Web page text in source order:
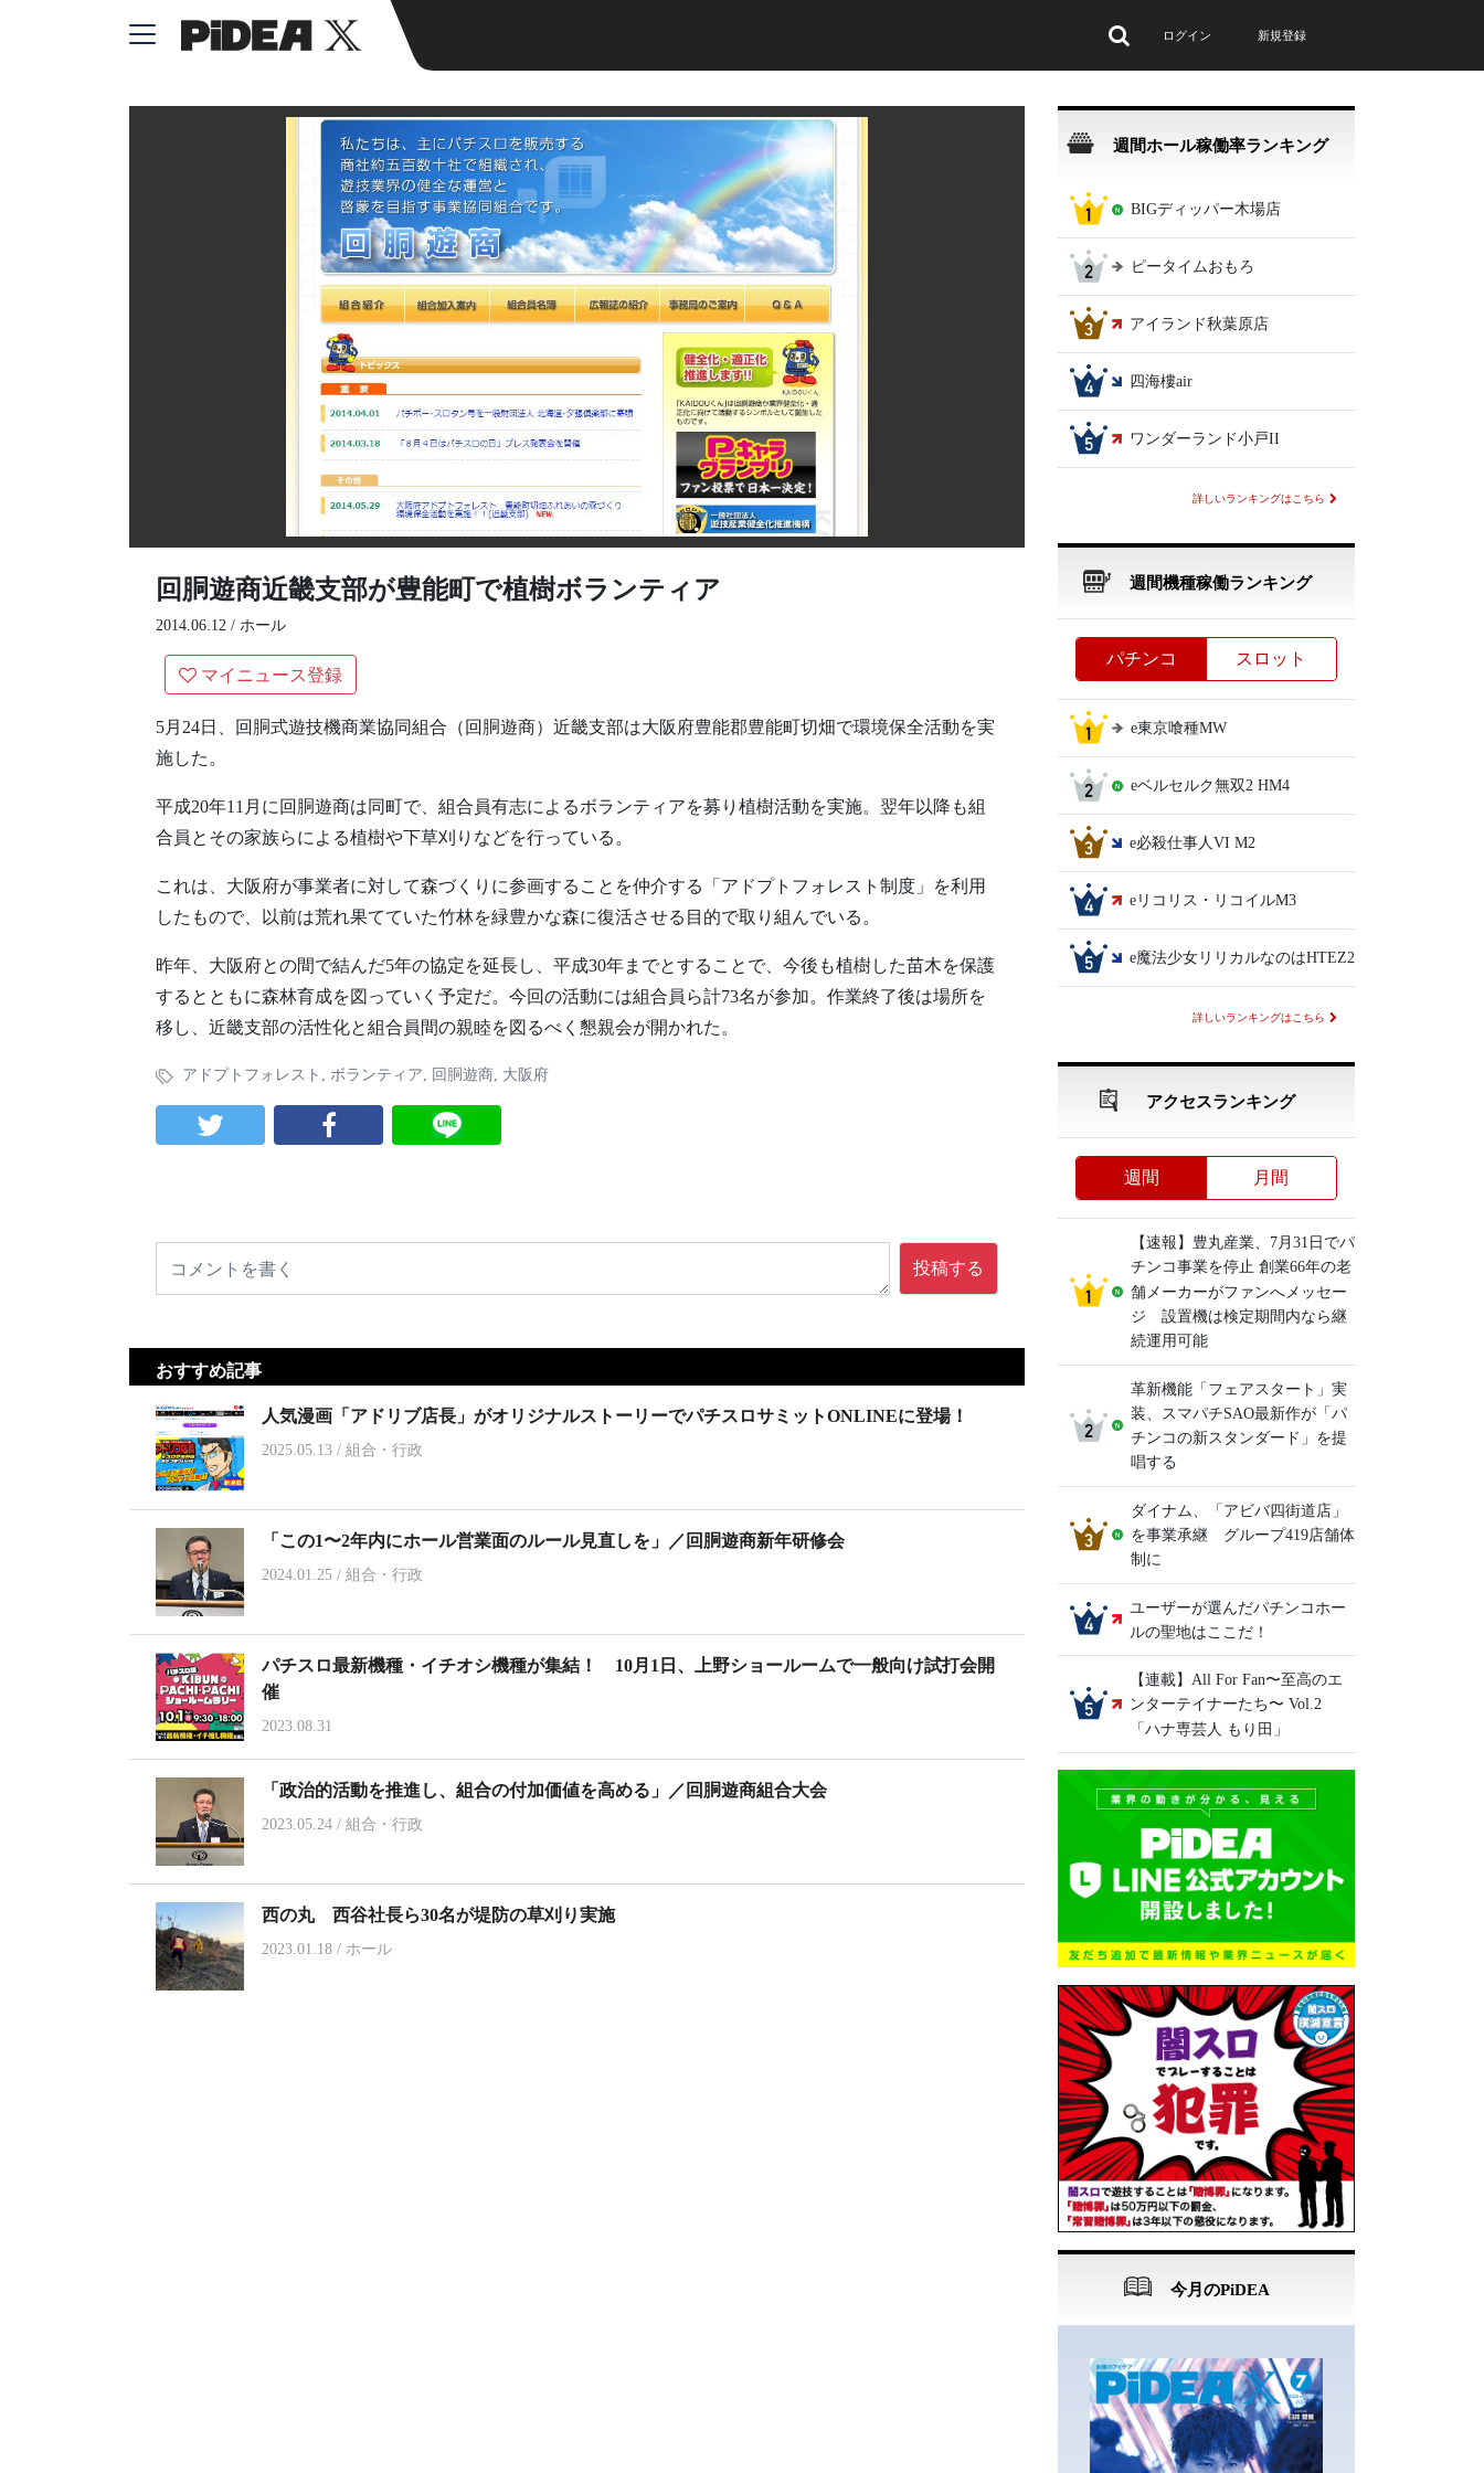
ログイン 新規登録
回胴遊商近畿支部が豊能町で植樹ボランティア
2014.06.12 / ホール
マイニュース登録
5月24日、回胴式遊技機商業協同組合（回胴遊商）近畿支部は大阪府豊能郡豊能町切畑で環境保全活動を実
施した。
平成20年11月に回胴遊商は同町で、組合員有志によるボランティアを募り植樹活動を実施。翌年以降も組
合員とその家族らによる植樹や下草刈りなどを行っている。
これは、大阪府が事業者に対して森づくりに参画することを仲介する「アドプトフォレスト制度」を利用
したもので、以前は荒れ果てていた竹林を緑豊かな森に復活させる目的で取り組んでいる。
昨年、大阪府との間で結んだ5年の協定を延長し、平成30年までとすることで、今後も植樹した苗木を保護
するとともに森林育成を図っていく予定だ。今回の活動には組合員ら計73名が参加。作業終了後は場所を
移し、近畿支部の活性化と組合員間の親睦を図るべく懇親会が開かれた。
アドプトフォレスト , ボランティア, 回胴遊商, 大阪府
投稿する
おすすめ記事
人気漫画「アドリブ店長」がオリジナルストーリーでパチスロサミットONLINEに登場！
2025.05.13 / 組合・行政
「この1〜2年内にホール営業面のルール見直しを」／回胴遊商新年研修会
2024.01.25 / 組合・行政
パチスロ最新機種・イチオシ機種が集結！ 10月1日、上野ショールームで一般向け試打会開
催
2023.08.31
「政治的活動を推進し、組合の付加価値を高める」／回胴遊商組合大会
2023.05.24 / 組合・行政
西の丸 西谷社長ら30名が堤防の草刈り実施
2023.01.18 / ホール
週間ホール稼働率ランキング
BIGディッパー木場店
ピータイムおもろ
アイランド秋葉原店
四海樓air
ワンダーランド小戸II
詳しいランキングはこちら
週間機種稼働ランキング
パチンコ スロット
e東京喰種MW
eベルセルク無双2 HM4
e必殺仕事人VI M2
eリコリス・リコイルM3
e魔法少女リリカルなのはHTEZ2
詳しいランキングはこちら
アクセスランキング
週間 月間
【速報】豊丸産業、7月31日でパ
チンコ事業を停止 創業66年の老
舗メーカーがファンへメッセー
ジ 設置機は検定期間内なら継
続運用可能
革新機能「フェアスタート」実
装、スマパチSAO最新作が「パ
チンコの新スタンダード」を提
唱する
ダイナム、「アビバ四街道店」
を事業承継 グループ419店舗体
制に
ユーザーが選んだパチンコホー
ルの聖地はここだ！
【連載】All For Fan〜至高のエ
ンターテイナーたち〜 Vol.2
「ハナ専芸人 もり田」
今月のPiDEA